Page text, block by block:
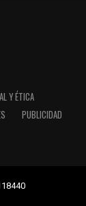
Y ÉTICA
PUBLICIDAD